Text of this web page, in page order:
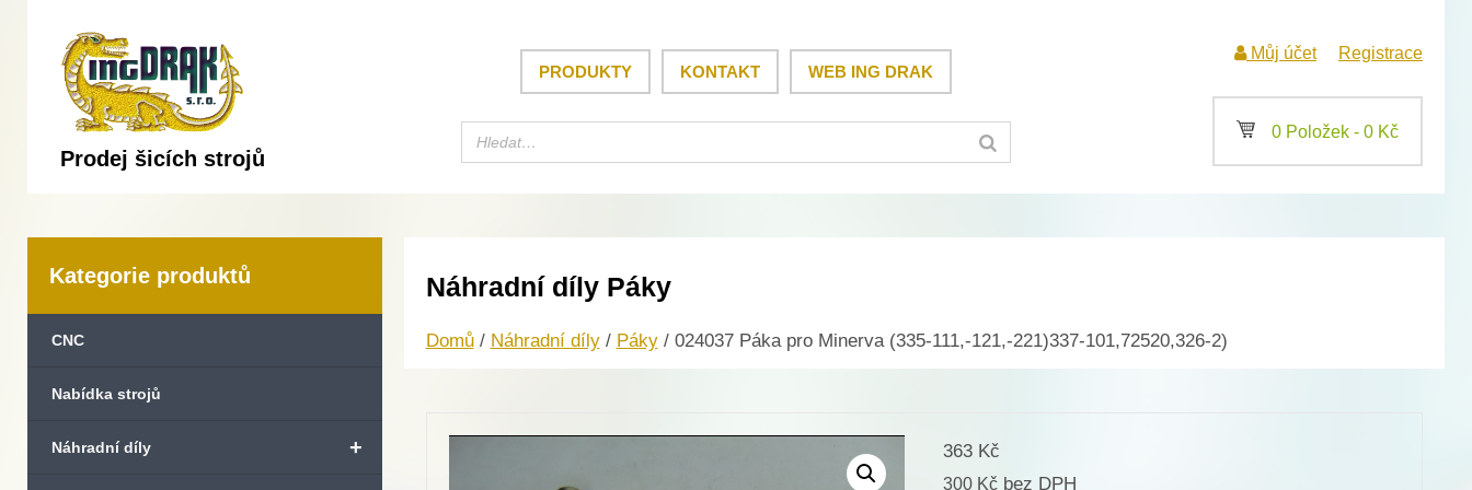
Prodej šicích strojů
PRODUKTY KONTAKT WEB ING DRAK
Můj účet Registrace
a 0 Položek - 0 Kč
Kategorie produktů
CNC
Nabídka strojů
+
Náhradní díly
Náhradní díly Páky
Domů/ Náhradní díly/ Páky/ 024037 Páka pro Minerva (335-111,-121,-221)337-101,72520,326-2)
363 Kč
300 Kč bez DPH